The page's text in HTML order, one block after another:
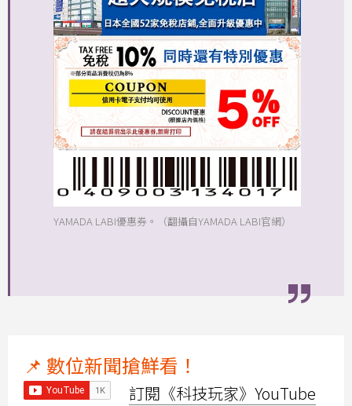
YAMADA LABI優惠券。（翻攝自YAMADA LABI官網）
📌 數位新聞搶鮮看！
訂閱《科技玩家》YouTube